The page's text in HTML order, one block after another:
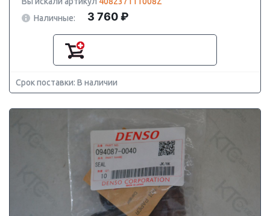
Наличные:
3 760 ₽
Срок поставки: В наличии